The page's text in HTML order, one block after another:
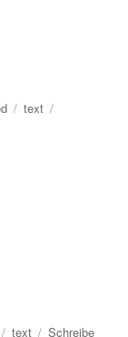
Schlagwörter
text
Schlagwörter
text
Schreibe